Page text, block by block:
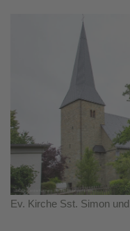
Ev. Kirche Sst. Simon